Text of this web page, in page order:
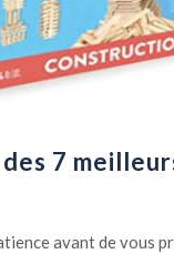
7
avant de vous